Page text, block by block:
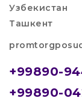
Узбекистан
Ташкент
+99890-
+99890-